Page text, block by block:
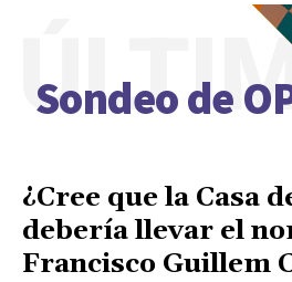
Sondeo de
¿Cree que la Casa
debería llevar el
Francisco Guillem